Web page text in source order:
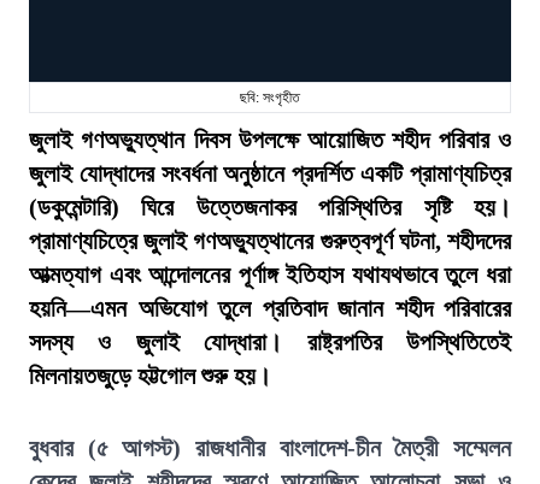
ছবি: সংগৃহীত
জুলাই গণঅভ্যুত্থান দিবস উপলক্ষে আয়োজিত শহীদ পরিবার ও
জুলাই যোদ্ধাদের সংবর্ধনা অনুষ্ঠানে প্রদর্শিত একটি প্রামাণ্যচিত্র
(ডকুমেন্টারি) ঘিরে উত্তেজনাকর পরিস্থিতির সৃষ্টি হয়।
প্রামাণ্যচিত্রে জুলাই গণঅভ্যুত্থানের গুরুত্বপূর্ণ ঘটনা, শহীদদের
আত্মত্যাগ এবং আন্দোলনের পূর্ণাঙ্গ ইতিহাস যথাযথভাবে তুলে ধরা
হয়নি—এমন অভিযোগ তুলে প্রতিবাদ জানান শহীদ পরিবারের
সদস্য ও জুলাই যোদ্ধারা। রাষ্ট্রপতির উপস্থিতিতেই
মিলনায়তজুড়ে হট্টগোল শুরু হয়।
বুধবার (৫ আগস্ট) রাজধানীর বাংলাদেশ-চীন মৈত্রী সম্মেলন